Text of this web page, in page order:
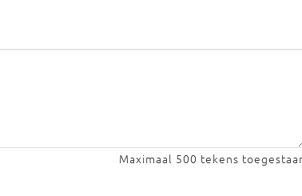
Maximaal 500 tekens